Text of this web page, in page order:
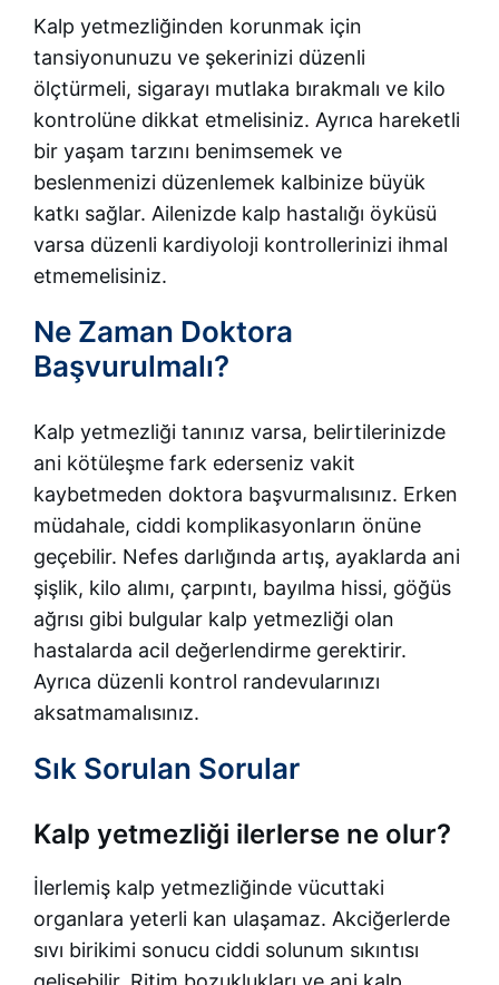
Kalp yetmezliğinden korunmak için
tansiyonunuzu ve şekerinizi düzenli
ölçtürmeli, sigarayı mutlaka bırakmalı ve kilo
kontrolüne dikkat etmelisiniz. Ayrıca hareketli
bir yaşam tarzını benimsemek ve
beslenmenizi düzenlemek kalbinize büyük
katkı sağlar. Ailenizde kalp hastalığı öyküsü
varsa düzenli kardiyoloji kontrollerinizi ihmal
etmemelisiniz.
Ne Zaman Doktora
Başvurulmalı?
Kalp yetmezliği tanınız varsa, belirtilerinizde
ani kötüleşme fark ederseniz vakit
kaybetmeden doktora başvurmalısınız. Erken
müdahale, ciddi komplikasyonların önüne
geçebilir. Nefes darlığında artış, ayaklarda ani
şişlik, kilo alımı, çarpıntı, bayılma hissi, göğüs
ağrısı gibi bulgular kalp yetmezliği olan
hastalarda acil değerlendirme gerektirir.
Ayrıca düzenli kontrol randevularınızı
aksatmamalısınız.
Sık Sorulan Sorular
Kalp yetmezliği ilerlerse ne olur?
İlerlemiş kalp yetmezliğinde vücuttaki
organlara yeterli kan ulaşamaz. Akciğerlerde
sıvı birikimi sonucu ciddi solunum sıkıntısı